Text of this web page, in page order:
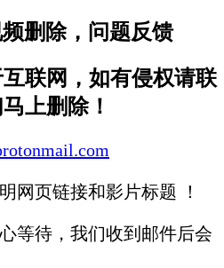
删除，问题反馈
联网，如有侵权请联
上删除！
网页链接和影片标题 ！
等待，我们收到邮件后会